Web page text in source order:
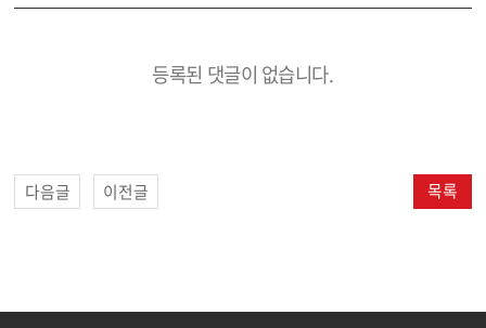
등록된 댓글이 없습니다.
다음글 이전글 목록